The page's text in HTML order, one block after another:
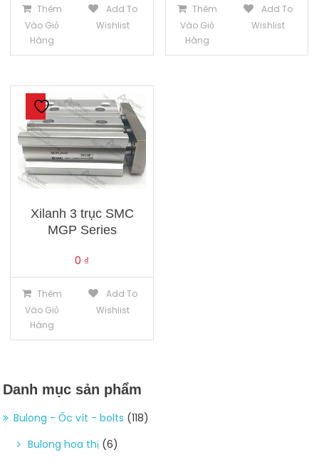
Thêm
Vào Giỏ
Hàng
Add To
Wishlist
Thêm
Vào Giỏ
Hàng
Add To
Wishlist
Xilanh 3 trục SMC
MGP Series
0 ₫
Thêm
Vào Giỏ
Hàng
Add To
Wishlist
Danh mục sản phẩm
Bulong - Ốc vít - bolts (118)
Bulong hoa thị (6)